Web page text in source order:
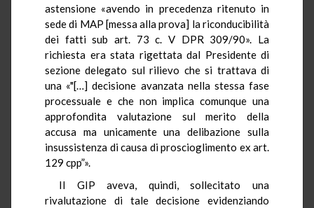
astensione «avendo in precedenza ritenuto in
sede di MAP [messa alla prova] la riconducibilità
dei fatti sub art. 73 c. V DPR 309/90». La
richiesta era stata rigettata dal Presidente di
sezione delegato sul rilievo che si trattava di
una «"[…] decisione avanzata nella stessa fase
processuale e che non implica comunque una
approfondita valutazione sul merito della
accusa ma unicamente una delibazione sulla
insussistenza di causa di proscioglimento ex art.
129 cpp”».
Il GIP aveva, quindi, sollecitato una
rivalutazione di tale decisione evidenziando